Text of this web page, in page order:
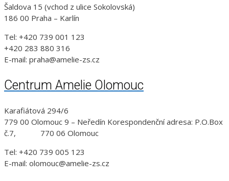
Šaldova 15 (vchod z ulice Sokolovská)
186 00 Praha – Karlín
Tel: +420 739 001 123
+420 283 880 316
E-mail: praha@amelie-zs.cz
Centrum Amelie Olomouc
Karafiátová 294/6
779 00 Olomouc 9 – Neředín Korespondenční adresa: P.O.Box
č.7, 770 06 Olomouc
Tel: +420 739 005 123
E-mail: olomouc@amelie-zs.cz